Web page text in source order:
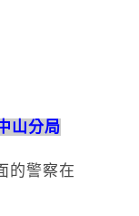
山分局
的警察在